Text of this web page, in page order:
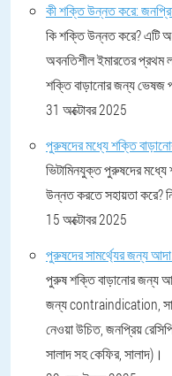
কী শক্তি উন্নত করে:
কি শক্তি উন্নত করে? এটি
অবনতিশীল ইমারতের প্রথম
শক্তি বাড়ানোর জন্য ভেষজ
31 অক্টোবর 2025
পুরুষদের মধ্যে শক্তি
ভিটামিনযুক্ত পুরুষদের মধ্যে
উন্নত করতে সহায়তা করে?
15 অক্টোবর 2025
পুরুষদের সামর্থ্যের জন্য আদা:
পুরুষ শক্তি বাড়ানোর জন্য
জন্য contraindication,
নেওয়া উচিত, জনপ্রিয়
সালাদ সহ কেফির, সালাদ)।